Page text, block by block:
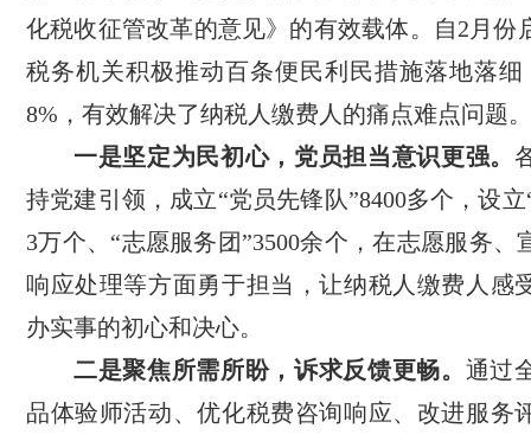
化税收征管改革的意见》的有效载体。自2月份
税务机关积极推动百条便民利民措施落地落细
8%，有效解决了纳税人缴费人的痛点难点问题
一是坚定为民初心，党员担当意识更强。
持党建引领，成立“党员先锋队”8400多个，设
3万个、“志愿服务团”3500余个，在志愿服务、
响应处理等方面勇于担当，让纳税人缴费人感
办实事的初心和决心。
二是聚焦所需所盼，诉求反馈更畅。 通过
品体验师活动、优化税费咨询响应、改进服务